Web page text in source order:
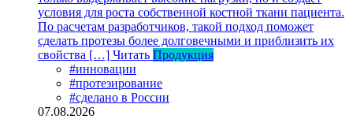
условия для роста собственной костной ткани пациента.
По расчетам разработчиков, такой подход поможет
сделать протезы более долговечными и приблизить их
свойства […] Читать Продукция
#инновации
#протезирование
#сделано в России
07.08.2026